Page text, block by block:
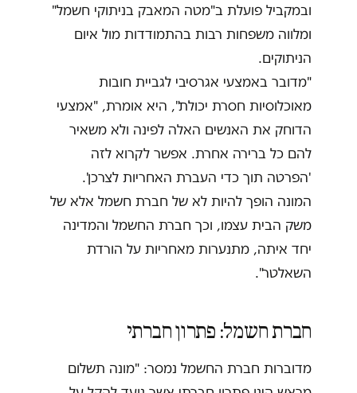
ובמקביל פועלת ב"מטה המאבק בניתוקי חשמל"
ומלווה משפחות רבות בהתמודדות מול איום
הניתוקים.
"מדובר באמצעי אגרסיבי לגביית חובות
מאוכלוסיות חסרת יכולת", היא אומרת, "אמצעי
הדוחק את האנשים האלה לפינה ולא משאיר
להם כל ברירה אחרת. אפשר לקרוא לזה
'הפרטה תוך כדי העברת האחריות לצרכן'.
המונה הופך להיות לא של חברת חשמל אלא של
משק הבית עצמו, וכך חברת החשמל והמדינה
יחד איתה, מתנערות מאחריות על הורדת
השאלטר".
חברת חשמל: פתרון חברתי
מדוברות חברת החשמל נמסר: "מונה תשלום